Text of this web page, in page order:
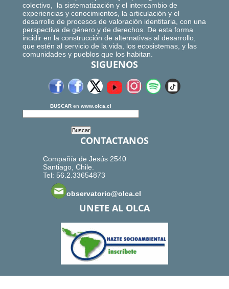
colectivo, la sistematización y el intercambio de
experiencias y conocimientos, la articulación y el
desarrollo de procesos de valoración identitaria, con una
perspectiva de género y de derechos. De esta forma
incidir en la construcción de alternativas al desarrollo,
que estén al servicio de la vida, los ecosistemas, y las
comunidades y pueblos que los habitan.
SIGUENOS
BUSCAR en www.olca.cl
CONTACTANOS
Compañía de Jesús 2540
Santiago, Chile.
Tel: 56.2.33654873
observatorio@olca.cl
UNETE AL OLCA